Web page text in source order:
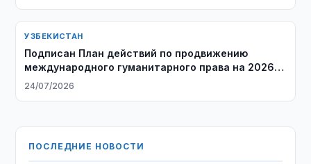
УЗБЕКИСТАН
Подписан План действий по продвижению
международного гуманитарного права на 2026–
2027 годы
24/07/2026
ПОСЛЕДНИЕ НОВОСТИ